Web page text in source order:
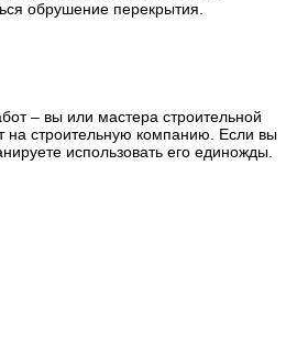
обрушение перекрытия.
– вы или мастера строительной
на строительную компанию. Если вы
использовать его единожды.